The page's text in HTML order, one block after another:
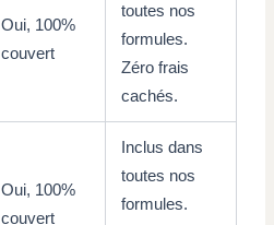
Oui, 100%
couvert
toutes nos
formules.
Zéro frais
cachés.
Oui, 100%
couvert
Inclus dans
toutes nos
formules.